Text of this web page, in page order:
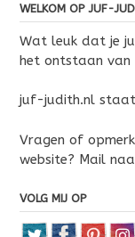
WELKOM OP JUF-
Wat leuk dat je
het ontstaan van
juf-judith.nl
Vragen of
website? Mail
VOLG MIJ OP